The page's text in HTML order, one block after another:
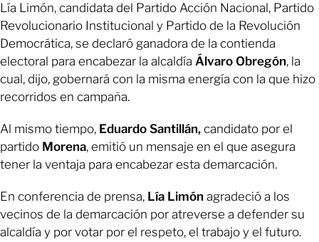
Lía Limón, candidata del Partido Acción Nacional, Partido
Revolucionario Institucional y Partido de la Revolución
Democrática, se declaró ganadora de la contienda
electoral para encabezar la alcaldía Álvaro Obregón, la
cual, dijo, gobernará con la misma energía con la que hizo
recorridos en campaña.
Al mismo tiempo, Eduardo Santillán, candidato por el
partido Morena, emitió un mensaje en el que asegura
tener la ventaja para encabezar esta demarcación.
En conferencia de prensa, Lía Limón agradeció a los
vecinos de la demarcación por atreverse a defender su
alcaldía y por votar por el respeto, el trabajo y el futuro.